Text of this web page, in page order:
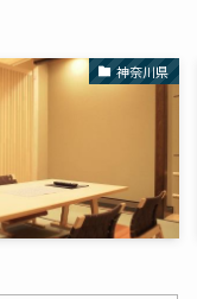
神奈川県